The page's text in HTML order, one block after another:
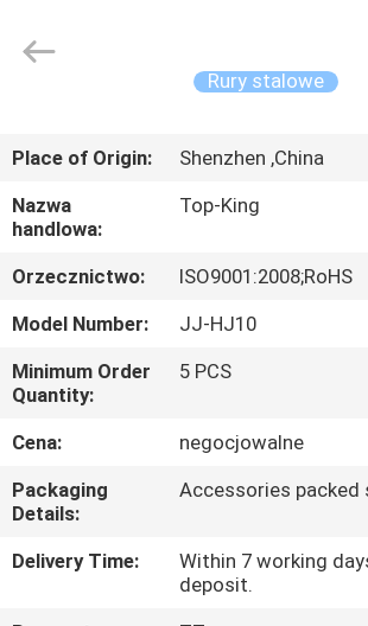
DOMU
PRODUKTY
O
NAS
WYCIECZKA
PO
FABRYCE
Rury stalowe
Place of Origin:
Shenzhen ,China
Nazwa
handlowa:
Top-King
Orzecznictwo:
ISO9001:2008;RoHS
Model Number:
JJ-HJ10
Minimum Order
Quantity:
5 PCS
Cena:
negocjowalne
Packaging
Details:
Accessories packed
Delivery Time:
Within 7 working
deposit.